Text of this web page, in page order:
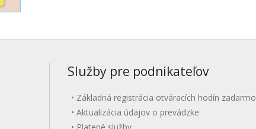
Služby pre podnikateľov
Základná registrácia otváracích hodín zadarmo
Aktualizácia údajov o prevádzke